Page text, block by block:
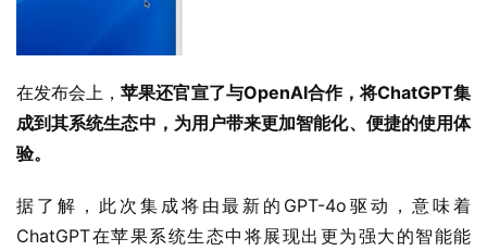
在发布会上，苹果还官宣了与OpenAI合作，将ChatGPT集
成到其系统生态中，为用户带来更加智能化、便捷的使用体
验。
据了解，此次集成将由最新的GPT-4o驱动，意味着
ChatGPT在苹果系统生态中将展现出更为强大的智能能